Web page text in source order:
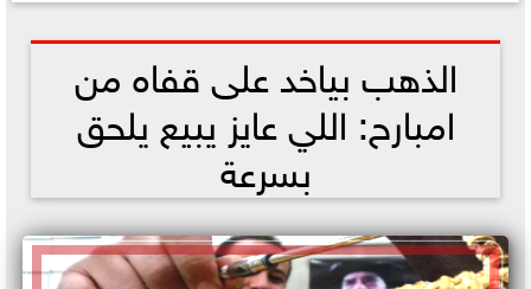
الذهب بياخد على قفاه من
امبارح: اللي عايز يبيع يلحق
بسرعة